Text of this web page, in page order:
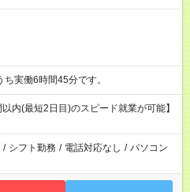
記のうち実働6時間45分です。
内(最短2日目)のスピード就業が可能】
/ シフト勤務 / 電話対応なし / パソコン